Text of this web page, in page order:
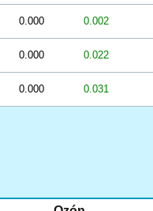
0.000 0.002
0.000 0.022
0.000 0.031